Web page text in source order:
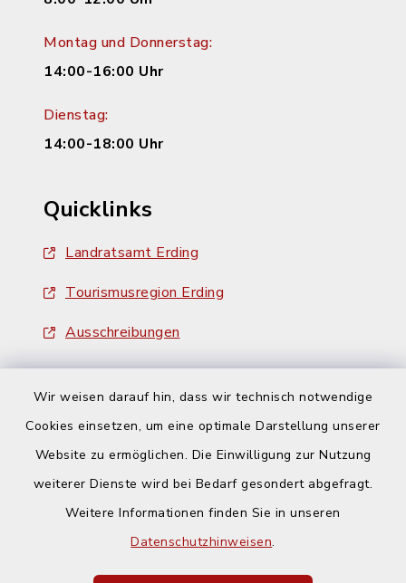
Wir weisen darauf hin, dass wir technisch notwendige
Cookies einsetzen, um eine optimale Darstellung unserer
Website zu ermöglichen. Die Einwilligung zur Nutzung
weiterer Dienste wird bei Bedarf gesondert abgefragt.
Weitere Informationen finden Sie in unseren
Datenschutzhinweisen.
Montag und Donnerstag:
14:00-16:00 Uhr
Dienstag:
14:00-18:00 Uhr
Quicklinks
Landratsamt Erding
Tourismusregion Erding
Ausschreibungen
Kontakt
Barrierefreiheit